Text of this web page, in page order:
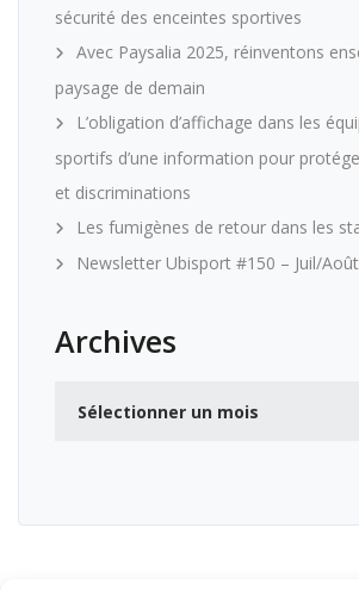
sécurité des enceintes sportives
Avec Paysalia 2025, réinventons
paysage de demain
L’obligation d’affichage dans les
sportifs d’une information pour
et discriminations
Les fumigènes de retour dans les
Newsletter Ubisport #150 – Juil/
Archives